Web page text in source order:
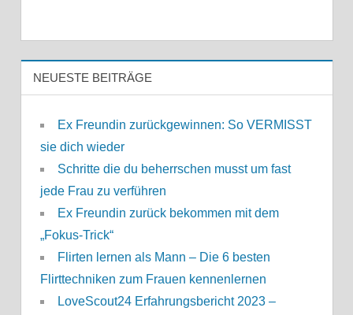
NEUESTE BEITRÄGE
Ex Freundin zurückgewinnen: So VERMISST
sie dich wieder
Schritte die du beherrschen musst um fast
jede Frau zu verführen
Ex Freundin zurück bekommen mit dem
„Fokus-Trick“
Flirten lernen als Mann – Die 6 besten
Flirttechniken zum Frauen kennenlernen
LoveScout24 Erfahrungsbericht 2023 –